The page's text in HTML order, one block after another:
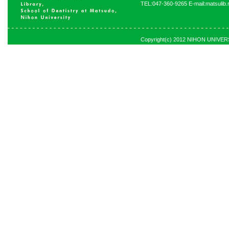
TEL:047-360-9265 E-
Copyright(c) 2012 NIHON